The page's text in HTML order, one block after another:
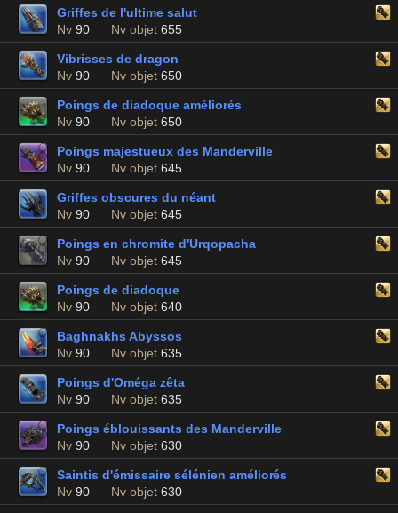
Griffes de l'ultime salut
Nv 90 Nv objet 655
Vibrisses de dragon
Nv 90 Nv objet 650
Poings de diadoque améliorés
Nv 90 Nv objet 650
Poings majestueux des Manderville
Nv 90 Nv objet 645
Griffes obscures du néant
Nv 90 Nv objet 645
Poings en chromite d'Urqopacha
Nv 90 Nv objet 645
Poings de diadoque
Nv 90 Nv objet 640
Baghnakhs Abyssos
Nv 90 Nv objet 635
Poings d'Oméga zêta
Nv 90 Nv objet 635
Poings éblouissants des Manderville
Nv 90 Nv objet 630
Saintis d'émissaire sélénien améliorés
Nv 90 Nv objet 630